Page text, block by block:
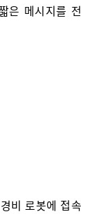
은 메시지를 전
비 로봇에 접속